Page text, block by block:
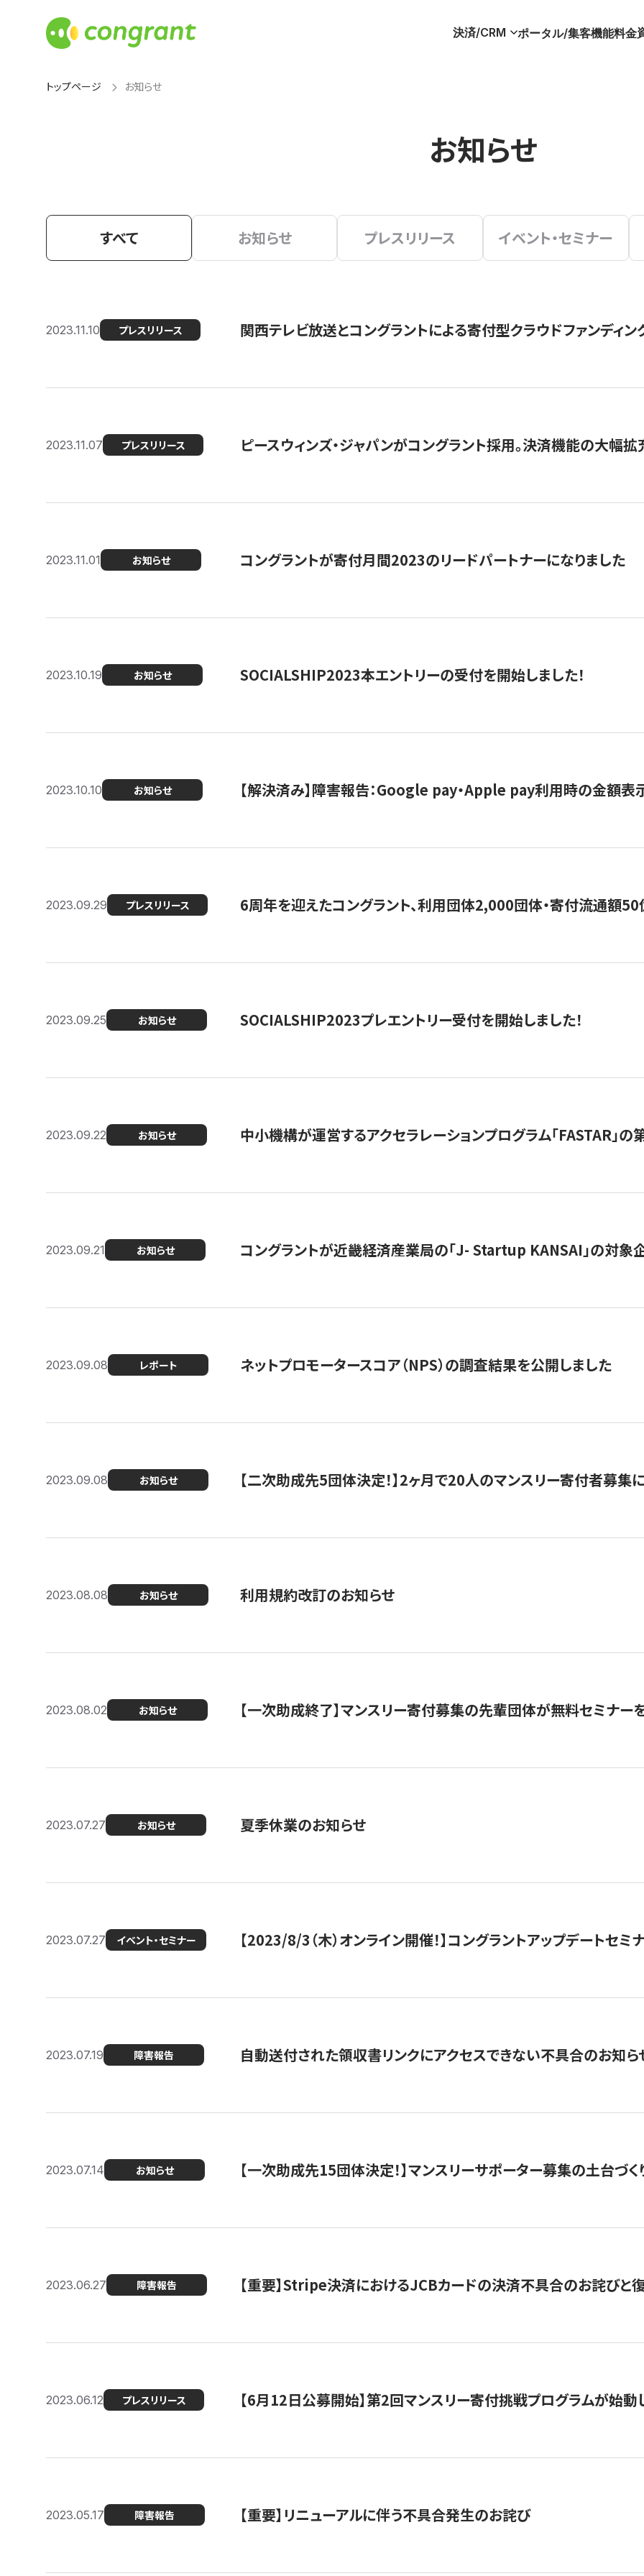
決済/CRM ポータル/集客機能料金
トップページ お知らせ
お知らせ
すべて お知らせ プレスリリース イベント・セミナー
2023.11.10 プレスリリース 関西テレビ放送とコングラントによる寄付型クラウドファンディ
2023.11.07 プレスリリース ピースウィンズ・ジャパンがコングラント採用。決済機能の大幅
2023.11.01 お知らせ コングラントが寄付月間2023のリードパートナーになりました
2023.10.19 お知らせ SOCIALSHIP2023本エントリーの受付を開始しました！
2023.10.10 お知らせ 【解決済み】障害報告：Google pay・Apple pay利用時の金額表
2023.09.29 プレスリリース 6周年を迎えたコングラント、利用団体2,000団体・寄付流通額50
2023.09.25 お知らせ SOCIALSHIP2023プレエントリー受付を開始しました！
2023.09.22 お知らせ 中小機構が運営するアクセラレーションプログラム「FASTAR」
2023.09.21 お知らせ コングラントが近畿経済産業局の「J- Startup KANSAI」の対象
2023.09.08 レポート ネットプロモータースコア（NPS）の調査結果を公開しました
2023.09.08 お知らせ 【二次助成先5団体決定！】2ヶ月で20人のマンスリー寄付者募集
2023.08.08 お知らせ 利用規約改訂のお知らせ
2023.08.02 お知らせ 【一次助成終了】マンスリー寄付募集の先輩団体が無料セミナー
2023.07.27 お知らせ 夏季休業のお知らせ
2023.07.27 イベント・セミナー 【2023/8/3（木）オンライン開催！】コングラントアップデートセ
2023.07.19 障害報告 自動送付された領収書リンクにアクセスできない不具合のお知ら
2023.07.14 お知らせ 【一次助成先15団体決定！】マンスリーサポーター募集の土台づ
2023.06.27 障害報告 【重要】Stripe決済におけるJCBカードの決済不具合のお詫びと
2023.06.12 プレスリリース 【6月12日公募開始】第2回マンスリー寄付挑戦プログラムが始動
2023.05.17 障害報告 【重要】リニューアルに伴う不具合発生のお詫び